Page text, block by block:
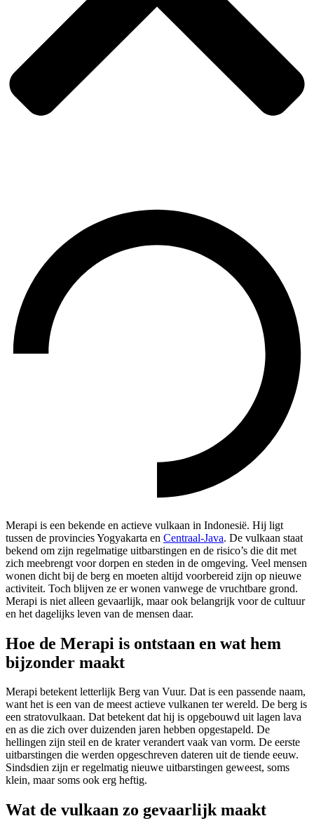
Merapi is een bekende en actieve vulkaan in Indonesië. Hij ligt
tussen de provincies Yogyakarta en Centraal-Java. De vulkaan staat
bekend om zijn regelmatige uitbarstingen en de risico’s die dit met
zich meebrengt voor dorpen en steden in de omgeving. Veel mensen
wonen dicht bij de berg en moeten altijd voorbereid zijn op nieuwe
activiteit. Toch blijven ze er wonen vanwege de vruchtbare grond.
Merapi is niet alleen gevaarlijk, maar ook belangrijk voor de cultuur
en het dagelijks leven van de mensen daar.
Hoe de Merapi is ontstaan en wat hem
bijzonder maakt
Merapi betekent letterlijk Berg van Vuur. Dat is een passende naam,
want het is een van de meest actieve vulkanen ter wereld. De berg is
een stratovulkaan. Dat betekent dat hij is opgebouwd uit lagen lava
en as die zich over duizenden jaren hebben opgestapeld. De
hellingen zijn steil en de krater verandert vaak van vorm. De eerste
uitbarstingen die werden opgeschreven dateren uit de tiende eeuw.
Sindsdien zijn er regelmatig nieuwe uitbarstingen geweest, soms
klein, maar soms ook erg heftig.
Wat de vulkaan zo gevaarlijk maakt